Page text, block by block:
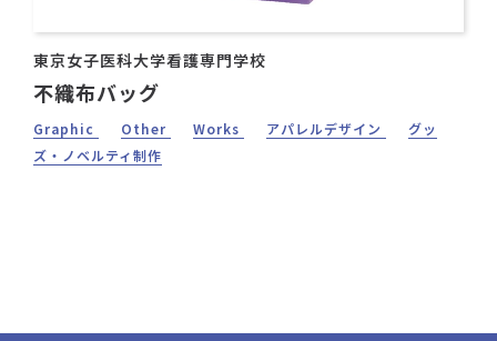
東京女子医科大学看護専門学校
不織布バッグ
Graphic Other Works アパレルデザイン
グッ
ズ・ノベルティ制作